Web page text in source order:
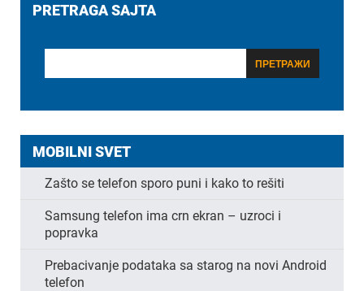
PRETRAGA SAJTA
MOBILNI SVET
Zašto se telefon sporo puni i kako to rešiti
Samsung telefon ima crn ekran – uzroci i
popravka
Prebacivanje podataka sa starog na novi Android
telefon